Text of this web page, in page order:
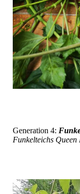
Generation 4:
Funkelteichs Queen